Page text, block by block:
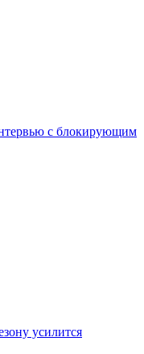
с блокирующим
усилится